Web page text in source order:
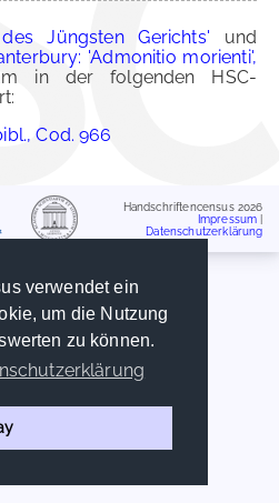
verwendet ein
um die Nutzung
zu können.
Jüngsten Gerichts' und
'Admonitio morienti',
in der folgenden HSC-
Cod. 966
Handschriftencensus 2026
Impressum
Datenschutzerklärung